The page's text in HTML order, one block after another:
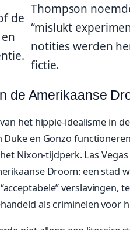
de
Thompson
“mislukt
notities werden
fictie.
de Amerikaanse
het hippie-idealisme in
Duke en Gonzo
Nixon-tijdperk. Las
Droom: een stad
verslavingen,
als criminelen voor